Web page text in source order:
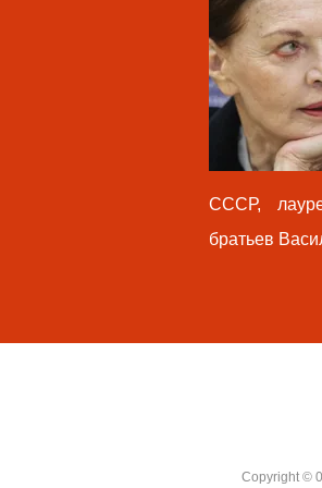
СССР,
братьев
Copyright ©